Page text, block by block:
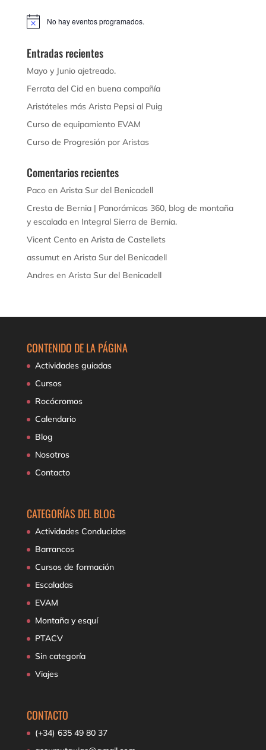
Aviso No hay eventos programados.
Entradas recientes
Mayo y Junio ajetreado.
Ferrata del Cid en buena compañía
Aristóteles más Arista Pepsi al Puig
Curso de equipamiento EVAM
Curso de Progresión por Aristas
Comentarios recientes
Pacoen Arista Sur del Benicadell
Cresta de Bernia | Panorámicas 360, blog de montaña
y escaladaen Integral Sierra de Bernia.
Vicent Centoen Arista de Castellets
assumuten Arista Sur del Benicadell
Andresen Arista Sur del Benicadell
CONTENIDO DE LA PÁGINA
Actividades guiadas
Cursos
Rocócromos
Calendario
Blog
Nosotros
Contacto
CATEGORÍAS DEL BLOG
Actividades Conducidas
Barrancos
Cursos de formación
Escaladas
EVAM
Montaña y esquí
PTACV
Sin categoría
Viajes
CONTACTO
(+34) 635 49 80 37